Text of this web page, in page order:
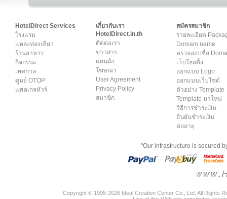
HotelDirect Services
โรงแรม
แหล่งท่องเที่ยว
ร้านอาหาร
กิจกรรม
เทศกาล
ศูนย์ OTOP
แพคเกจทัวร์
เกี่ยวกับเรา
HotelDirect.in.th
ติดต่อเรา
ข่าวสาร
แผนผัง
โฆษณา
User Agreement
Privacy Policy
สมาชิก
สมัครสมาชิก
รายละเอียด
Domain name
ตรวจสอบชื่อ
เว็บโฮสติ้ง
ออกแบบ Logo
ออกแบบเว็บไซต์
ตัวอย่าง Template
Template มาใหม่
วิธีการชำระเงิน
ยืนยันชำระเงิน
ต่ออายุ
"Our infrastructure is secured
Copyright © 1995-2026 Ideal Creation Center Co., Ltd. All Rights